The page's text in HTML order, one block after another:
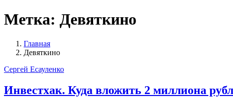
Метка: Девяткино
Главная
Девяткино
Сергей Есауленко
Инвестхак. Куда вложить 2 миллиона